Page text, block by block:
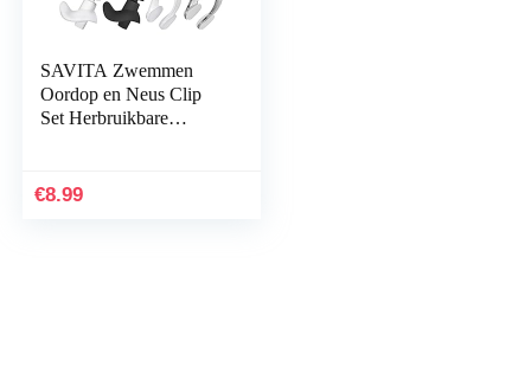
SAVITA Zwemmen
Oordop en Neus Clip
Set Herbruikbare
€8.99